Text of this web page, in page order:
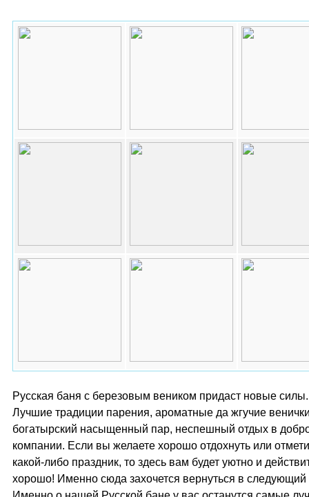
Русская баня с березовым веником придаст новые силы.
Лучшие традиции парения, ароматные да жгучие
богатырский насыщенный пар, неспешный отдых в
компании. Если вы желаете хорошо отдохнуть или
какой-либо праздник, то здесь вам будет уютно и
хорошо! Именно сюда захочется вернуться в следующий